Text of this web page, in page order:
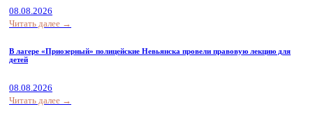
08.08.2026
Читать далее →
В лагере «Приозерный» полицейские Невьянска провели правовую лекцию для
детей
08.08.2026
Читать далее →